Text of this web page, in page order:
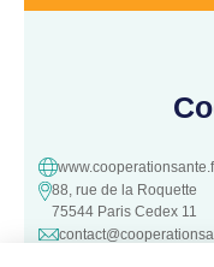
88, rue de la Roquette
75544 Paris Cedex 11